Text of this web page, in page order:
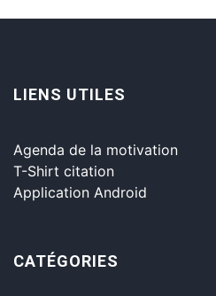
LIENS UTILES
Agenda de la motivation
T-Shirt citation
Application Android
CATÉGORIES